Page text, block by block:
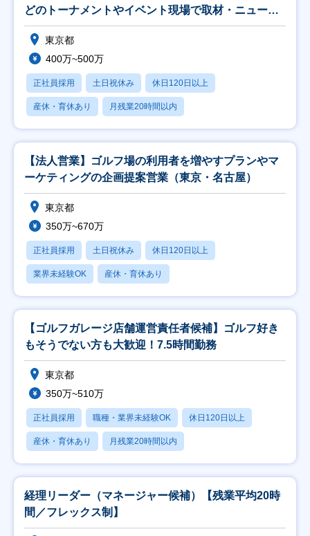
どのトーナメントやイベント現場で取材・ニュース
記事入稿
東京都
400万~500万
正社員採用 土日祝休み 休日120日以上
産休・育休あり 月残業20時間以内
【法人営業】ゴルフ場の利用者を増やすプランやマ
ーケティングの企画提案営業（東京・名古屋）
東京都
350万~670万
正社員採用 土日祝休み 休日120日以上
業界未経験OK 産休・育休あり
【ゴルフガレージ店舗運営責任者候補】ゴルフ好き
もそうでない方も大歓迎！7.5時間勤務
東京都
350万~510万
正社員採用 職種・業界未経験OK 休日120日以上
産休・育休あり 月残業20時間以内
経理リーダー（マネージャー候補）【残業平均20時
間／フレックス制】